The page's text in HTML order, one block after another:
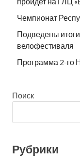
Чемпионат
Подведены
велофестиваля
Программа 2-го
Поиск
Рубрики